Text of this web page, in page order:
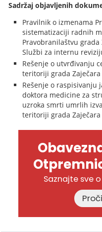
Sadržaj objavljenih
Pravilnik o izmenama
sistematizaciji radnih
Pravobranilaštvu
Službi za internu
Rešenje o utvrđivanju
teritoriji grada Zaječara
Rešenje o raspisivanju
doktora medicine za
uzroka smrti umrlih
teritoriji grada Zaječara
Saznajte sve